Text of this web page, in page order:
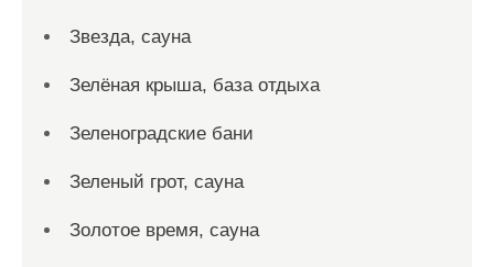
Звезда, сауна
Зелёная крыша, база отдыха
Зеленоградские бани
Зеленый грот, сауна
Золотое время, сауна